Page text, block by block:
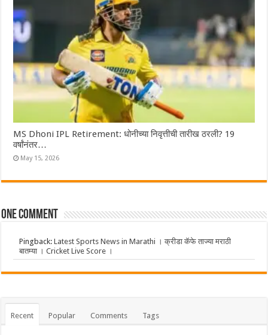
MS Dhoni IPL Retirement: धोनीच्या निवृत्तीची तारीख ठरली? 19
वर्षांनंतर…
May 15, 2026
One comment
Pingback:Latest Sports News in Marathi । क्रीडा कॅफे ताज्या मराठी
बातम्या । Cricket Live Score ।
Recent Popular Comments Tags